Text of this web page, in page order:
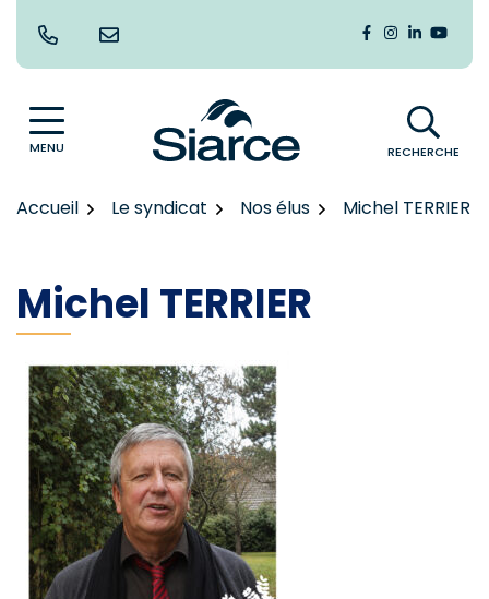
contenu
Lien vers le
Lien vers le
Lien vers
Lien
MENU RECHERCHE
Accueil Le syndicat Nos élus Michel TERRIER
Michel TERRIER